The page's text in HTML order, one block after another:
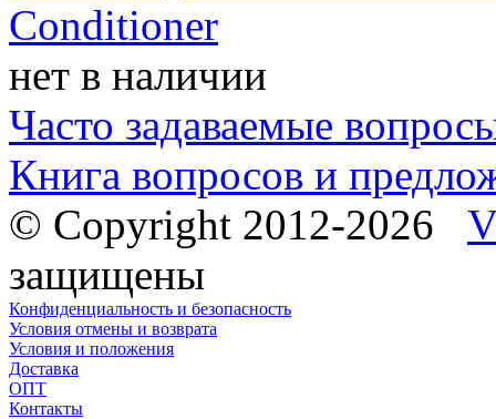
Conditioner
нет в наличии
Часто задаваемые
Книга вопросов и
© Copyright 2012-2026
защищены
Конфиденциальность и безопасность
Условия отмены и возврата
Условия и положения
Доставка
ОПТ
Контакты